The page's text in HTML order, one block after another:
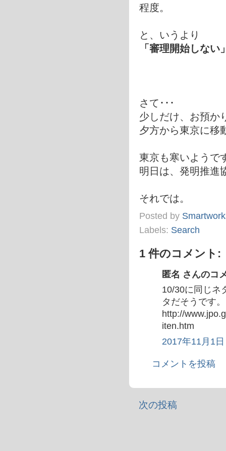
程度。
と、いうより
「審理開始しない
さて･･･
少しだけ、お預か
夕方から東京に移
東京も寒いようで
明日は、発明推進
それでは。
Posted by
Labels: Search
1 件のコメント:
匿名 さんのコ
10/30に同じネ
タだそうです。
http://
iten.htm
2017年11月1
コメントを投稿
次の投稿